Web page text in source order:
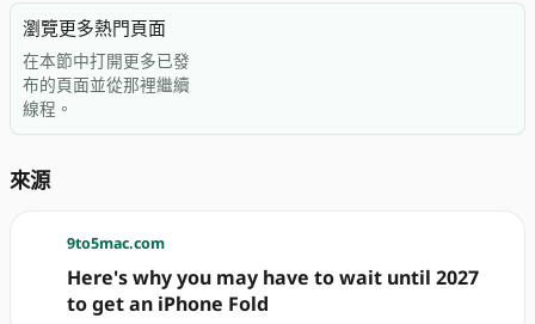
瀏覽更多熱門頁面
在本節中打開更多已發
布的頁面並從那裡繼續
線程。
來源
9to5mac.com
Here's why you may have to wait until 2027
to get an iPhone Fold